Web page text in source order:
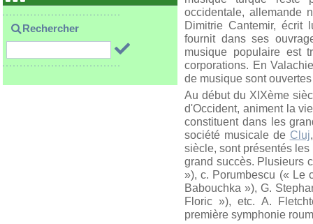
Rechercher
occidentale, allemande
Dimitrie Cantemir, écrit
fournit dans ses
musique populaire est
corporations. En
de musique sont
Au début du XIXème
d'Occident, animent la
constituent dans les
société musicale de Cluj
siècle, sont présentés
grand succès. Plusieurs
»), c. Porumbescu (« Le
Babouchka »), G.
Floric »), etc. A.
première symphonie